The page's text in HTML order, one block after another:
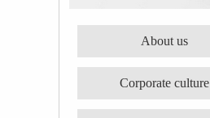
About us
Corporate culture